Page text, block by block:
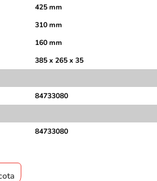
425 mm
310 mm
160 mm
385 x 265 x 35
84733080
84733080